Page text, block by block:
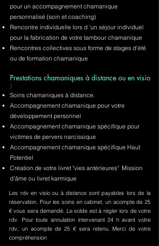
pour un accompagnement chamanique
personnalisé (soin et coaching)
Rencontre individuelle lors d 'un séjour individuel
pour la fabrication de votre tambour chamanique
Rencontres collectives sous forme de stages d'été
ou de formation chamanique
Prestations chamaniques à distance ou en visio
:
Soins chamaniques à distance.
Accompagnement chamanique pour votre
développement personnel
Accompagnement chamanique spécifique pour
victimes de pervers narcissique
Accompagnement chamanique spécifique Haut
Potentiel
Création de votre livret "vies antérieures" Mission
d'âme ou livret karmique
Les rdv en visio ou à distance sont payables lors de la
réservation. Pour les soins en cabinet, un acompte de 25
€ vous sera demandé. Le solde est à régler lors de votre
rdv. Pour toute annulation intervenant 24 h avant votre
rdv, un acompte de 25 € sera retenu. Merci de votre
compréhension